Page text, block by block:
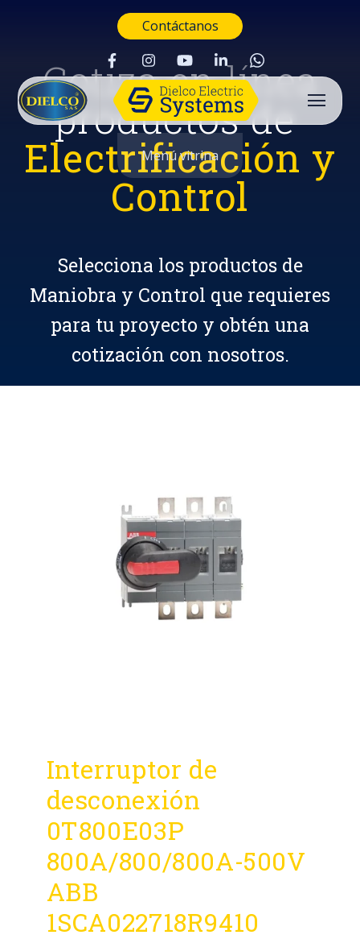
Contáctanos
Menú vitrina
Cotiza en línea
productos de
Electrificación y
Control
Selecciona los productos de
Maniobra y Control que requieres
para tu proyecto y obtén una
cotización con nosotros.
Interruptor de
desconexión
0T800E03P
800A/800/800A-500V
ABB
1SCA022718R9410